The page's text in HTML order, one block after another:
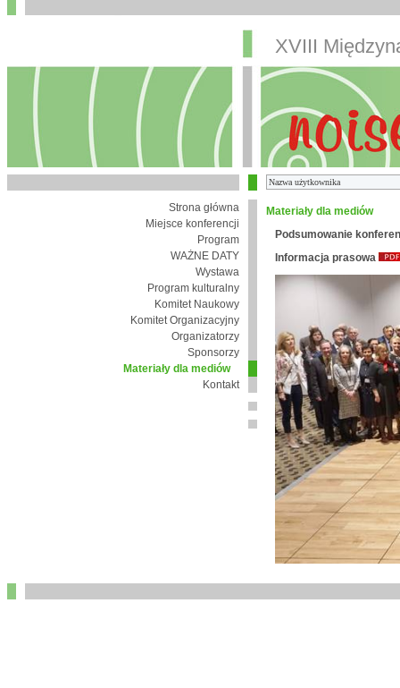
XVIII
Strona główna
Miejsce konferencji
Program
WAŻNE DATY
Wystawa
Program kulturalny
Komitet Naukowy
Komitet Organizacyjny
Organizatorzy
Sponsorzy
Materiały dla mediów
Kontakt
Materiały dla mediów
Podsumowanie
Informacja prasowa